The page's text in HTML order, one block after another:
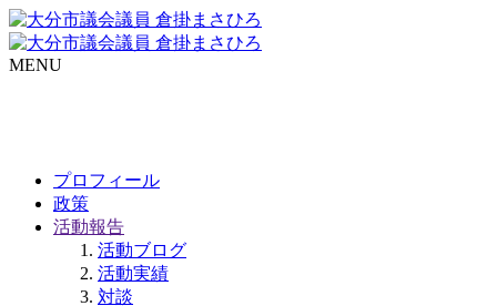
MENU
プロフィール
政策
活動報告
活動ブログ
活動実績
対談